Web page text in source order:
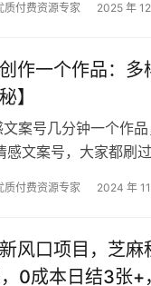
质付费资源专家 2025 年
作一个作品：
】
案号几分钟一个作
感文案号，大家都刷
质付费资源专家 2024 年
风口项目，芝
0成本日结3张+